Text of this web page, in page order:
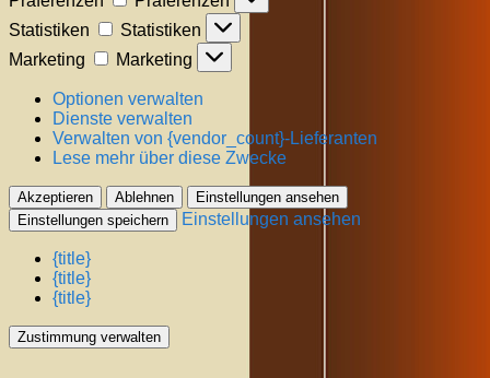
Statistiken
Statistiken
Marketing
Marketing
Optionen verwalten
Dienste verwalten
Verwalten von {vendor_count}-Lieferanten
Lese mehr über diese Zwecke
Akzeptieren Ablehnen
Einstellungen ansehen
Einstellungen speichern
Einstellungen ansehen
{title}
{title}
{title}
Zustimmung verwalten